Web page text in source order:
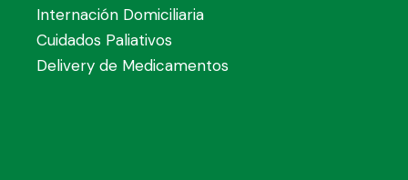
Internación Domiciliaria
Cuidados Paliativos
Delivery de Medicamentos